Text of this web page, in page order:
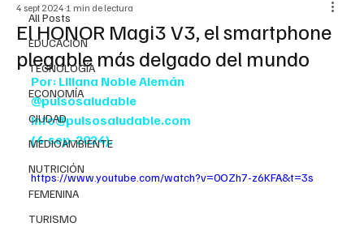
All Posts
EDUCACIÓN
TECNOLOGÍA
ECONOMÍA
CIUDAD
MEDIOAMBIENTE
NUTRICIÓN
FEMENINA
TURISMO
El HONOR Magi3 V3, el smartphone
plegable más delgado del mundo
4 sept 2024 1 min de lectura
Por: Liliana Noble Alemán
@pulsosaludable
info@pulsosaludable.com
(4-sep-2024).
https://www.youtube.com/watch?v=0OZh7-z6KFA&t=3s